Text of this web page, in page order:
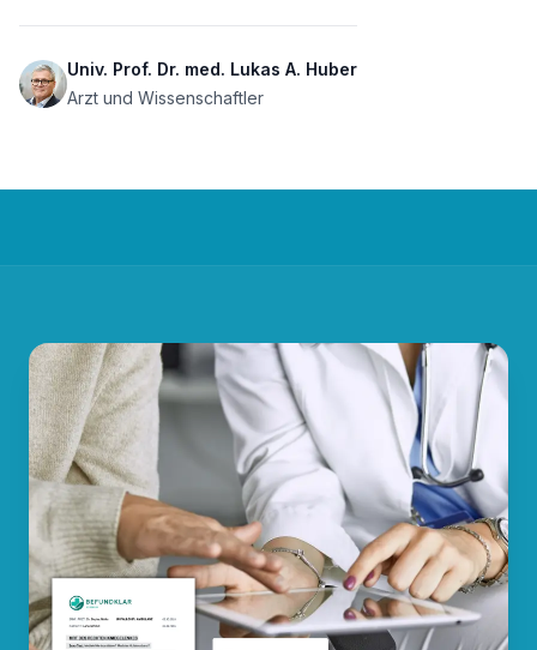
Univ. Prof. Dr. med. Lukas A. Huber
Arzt und Wissenschaftler